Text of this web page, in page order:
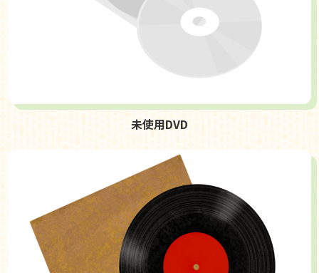
未使用DVD